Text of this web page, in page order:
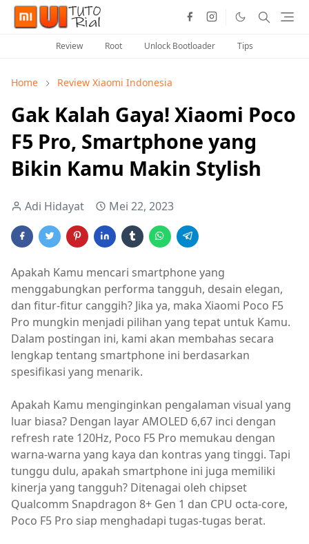
Review Root Unlock Bootloader Tips
Home Review Xiaomi Indonesia
Gak Kalah Gaya! Xiaomi Poco
F5 Pro, Smartphone yang
Bikin Kamu Makin Stylish
Adi Hidayat Mei 22, 2023
Apakah Kamu mencari smartphone yang
menggabungkan performa tangguh, desain elegan,
dan fitur-fitur canggih? Jika ya, maka Xiaomi Poco F5
Pro mungkin menjadi pilihan yang tepat untuk Kamu.
Dalam postingan ini, kami akan membahas secara
lengkap tentang smartphone ini berdasarkan
spesifikasi yang menarik.
Apakah Kamu menginginkan pengalaman visual yang
luar biasa? Dengan layar AMOLED 6,67 inci dengan
refresh rate 120Hz, Poco F5 Pro memukau dengan
warna-warna yang kaya dan kontras yang tinggi. Tapi
tunggu dulu, apakah smartphone ini juga memiliki
kinerja yang tangguh? Ditenagai oleh chipset
Qualcomm Snapdragon 8+ Gen 1 dan CPU octa-core,
Poco F5 Pro siap menghadapi tugas-tugas berat.